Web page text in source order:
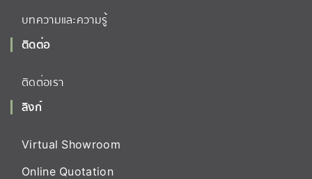
บทความและความรู้
ติดต่อ
ติดต่อเรา
ลิงก์
Virtual Showroom
Online Quotation